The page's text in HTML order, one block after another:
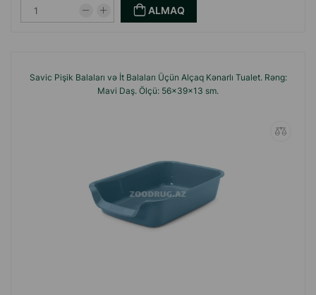
ALMAQ
Savic Pişik Balaları və İt Balaları Üçün Alçaq Kənarlı Tualet. Rəng:
Mavi Daş. Ölçü: 56x39x13 sm.